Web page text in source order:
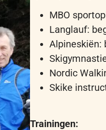
MBO
Langlauf:
Alpineskiën:
Nordic
Skike
Trainingen: